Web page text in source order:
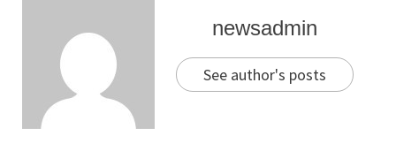
newsadmin
See author's posts